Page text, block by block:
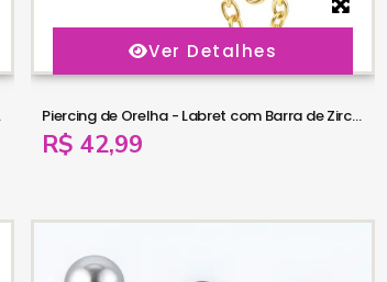
Ver Detalhes
Piercing de Orelha - Labret com Barra de Zircônias e Correntes Duplas - 6ORE1059
R$ 42,99